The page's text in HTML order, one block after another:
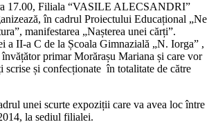
17.00, Filiala “VASILE ALECSANDRI”
în cadrul Proiectului Educațional „Ne
manifestarea „Nașterea unei cărți”.
a II-a C de la Școala Gimnazială „N. Iorga” ,
primar Morărașu Mariana și care vor
scrise și confecționate în totalitate de către
unei scurte expoziții care va avea loc între
la sediul filialei.